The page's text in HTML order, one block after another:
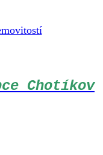
Chotíkov